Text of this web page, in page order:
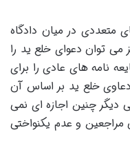
متعددی در میان دادگاه
می توان دعوای خلع ید را
نامه های عادی را برای
خلع ید بر اساس آن
دیگر چنین اجازه ای نمی
مراجعین و عدم یکنواختی